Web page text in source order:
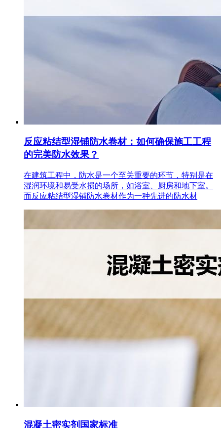
反应粘结型湿铺防水卷材：如何确保施工工程
的完美防水效果？
在建筑工程中，防水是一个至关重要的环节，特别是在
湿润环境和易受水损的场所，如浴室、厨房和地下室。
而反应粘结型湿铺防水卷材作为一种先进的防水材
混凝土密实剂国家标准